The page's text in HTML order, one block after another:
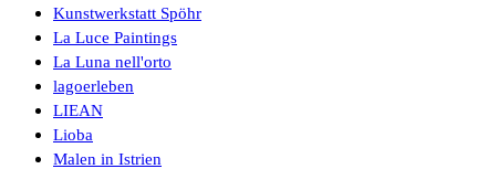
Kunstwerkstatt Spöhr
La Luce Paintings
La Luna nell'orto
lagoerleben
LIEAN
Lioba
Malen in Istrien